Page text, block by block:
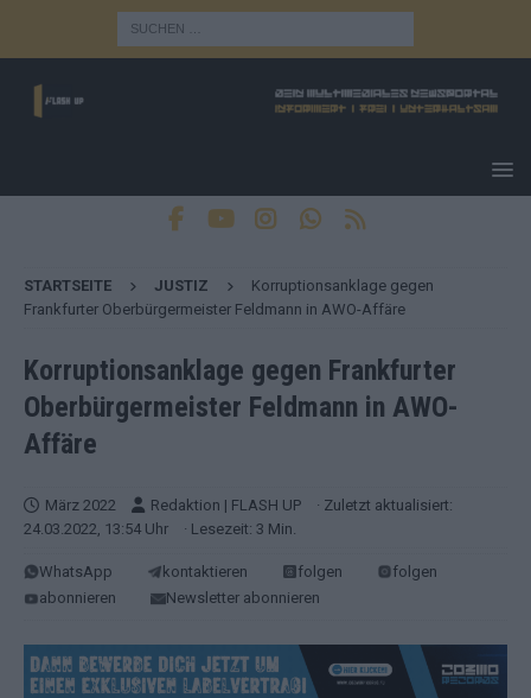
STARTSEITE JUSTIZ
Korruptionsanklage gegen
Frankfurter Oberbürgermeister Feldmann in AWO-Affäre
Korruptionsanklage gegen Frankfurter
Oberbürgermeister Feldmann in AWO-
Affäre
März 2022 Redaktion | FLASH UP
· Zuletzt aktualisiert:
24.03.2022, 13:54 Uhr
· Lesezeit: 3 Min.
WhatsApp kontaktieren folgen
folgen
abonnieren
Newsletter abonnieren